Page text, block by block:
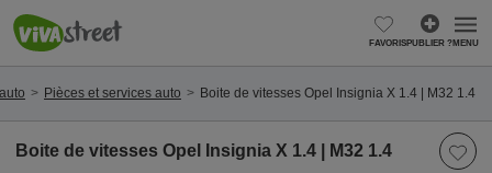
FAVORISPUBLIER ?MENU
Pièces et services auto Boite de vitesses Opel Insignia X 1.4 | M32 1.4
Boite de vitesses Opel Insignia X 1.4 | M32 1.4